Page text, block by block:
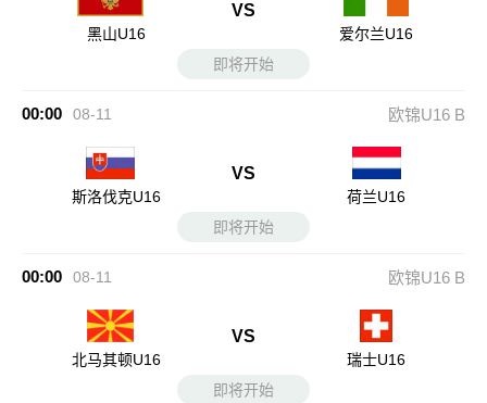
黑山U16
VS
爱尔兰U16
即将开始
00:00 08-11 欧锦U16 B
斯洛伐克U16
VS
荷兰U16
即将开始
00:00 08-11 欧锦U16 B
北马其顿U16
VS
瑞士U16
即将开始